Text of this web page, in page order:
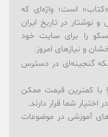
است؛ واژه‌ای که
نوشتار در تاریخ ایران
را برای سایت خود
و نیازهای امروز.
گنجینه‌ای در دسترس
با کمترین قیمت ممکن
اختیار شما قرار دارند.
آموزشی در موضوعات